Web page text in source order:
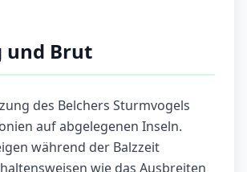
und Brut
des Belchers Sturmvogels
auf abgelegenen Inseln.
während der Balzzeit
wie das Ausbreiten